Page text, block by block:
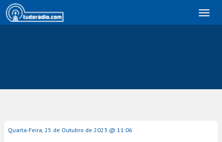
Quarta-Feira, 25 de Outubro de 2023 @ 11:06